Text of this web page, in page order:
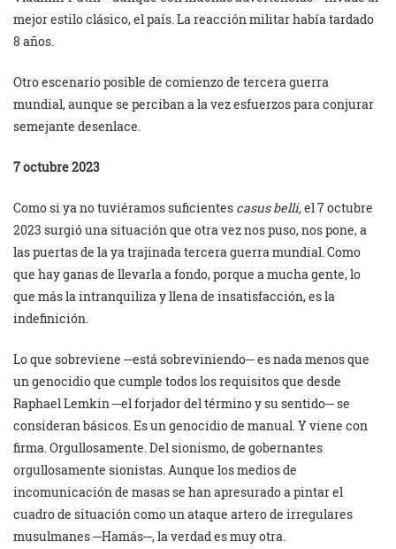
mejor estilo clásico, el país. La reacción militar había tardado
8 años.
Otro escenario posible de comienzo de tercera guerra
mundial, aunque se perciban a la vez esfuerzos para conjurar
semejante desenlace.
7 octubre 2023
Como si ya no tuviéramos suficientes casus belli,el 7 octubre
2023 surgió una situación que otra vez nos puso, nos pone, a
las puertas de la ya trajinada tercera guerra mundial. Como
que hay ganas de llevarla a fondo, porque a mucha gente, lo
que más la intranquiliza y llena de insatisfacción, es la
indefinición.
Lo que sobreviene ─está sobreviniendo─ es nada menos que
un genocidio que cumple todos los requisitos que desde
Raphael Lemkin ─el forjador del término y su sentido─ se
consideran básicos. Es un genocidio de manual. Y viene con
firma. Orgullosamente. Del sionismo, de gobernantes
orgullosamente sionistas. Aunque los medios de
incomunicación de masas se han apresurado a pintar el
cuadro de situación como un ataque artero de irregulares
musulmanes ─Hamás─, la verdad es muy otra.